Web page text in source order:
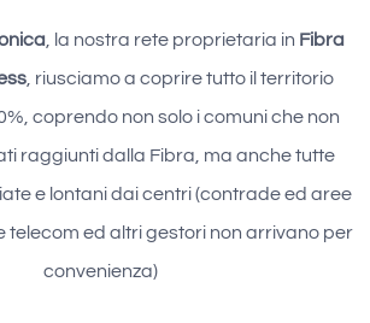
, la nostra rete proprietaria in Fibra
, riusciamo a coprire tutto il territorio
coprendo non solo i comuni che non
raggiunti dalla Fibra, ma anche tutte
e lontani dai centri (contrade ed aree
telecom ed altri gestori non arrivano per
convenienza)